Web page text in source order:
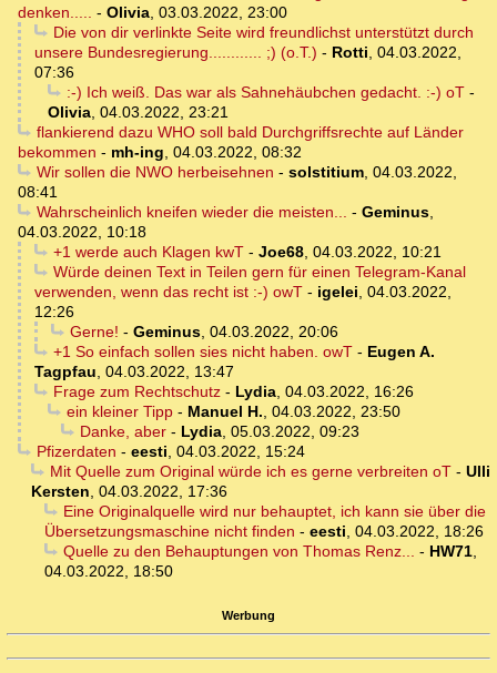
denken..... - Olivia, 03.03.2022, 23:00
Die von dir verlinkte Seite wird freundlichst unterstützt durch
unsere Bundesregierung............ ;) (o.T.) - Rotti, 04.03.2022,
07:36
:-) Ich weiß. Das war als Sahnehäubchen gedacht. :-) oT-
Olivia, 04.03.2022, 23:21
flankierend dazu WHO soll bald Durchgriffsrechte auf Länder
bekommen - mh-ing, 04.03.2022, 08:32
Wir sollen die NWO herbeisehnen - solstitium, 04.03.2022,
08:41
Wahrscheinlich kneifen wieder die meisten... - Geminus,
04.03.2022, 10:18
+1 werde auch Klagen kwT- Joe68, 04.03.2022, 10:21
Würde deinen Text in Teilen gern für einen Telegram-Kanal
verwenden, wenn das recht ist :-) owT - igelei, 04.03.2022,
12:26
Gerne! - Geminus, 04.03.2022, 20:06
+1 So einfach sollen sies nicht haben. owT- Eugen A.
Tagpfau, 04.03.2022, 13:47
Frage zum Rechtschutz- Lydia, 04.03.2022, 16:26
ein kleiner Tipp- Manuel H., 04.03.2022, 23:50
Danke, aber- Lydia, 05.03.2022, 09:23
Pfizerdaten - eesti, 04.03.2022, 15:24
Mit Quelle zum Original würde ich es gerne verbreiten oT- Ulli
Kersten, 04.03.2022, 17:36
Eine Originalquelle wird nur behauptet, ich kann sie über die
Übersetzungsmaschine nicht finden - eesti, 04.03.2022, 18:26
Quelle zu den Behauptungen von Thomas Renz... - HW71,
04.03.2022, 18:50
Werbung